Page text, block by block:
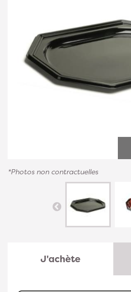
*Photos non contractuelles
J'achète